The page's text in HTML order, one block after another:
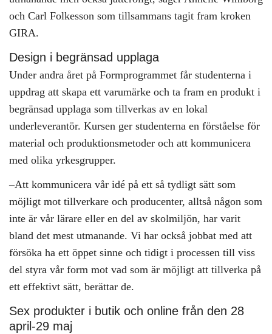
och Carl Folkesson som tillsammans tagit fram kroken
GIRA.
Design i begränsad upplaga
Under andra året på Formprogrammet får studenterna i
uppdrag att skapa ett varumärke och ta fram en produkt i
begränsad upplaga som tillverkas av en lokal
underleverantör. Kursen ger studenterna en förståelse för
material och produktionsmetoder och att kommunicera
med olika yrkesgrupper.
–Att kommunicera vår idé på ett så tydligt sätt som
möjligt mot tillverkare och producenter, alltså någon som
inte är vår lärare eller en del av skolmiljön, har varit
bland det mest utmanande. Vi har också jobbat med att
försöka ha ett öppet sinne och tidigt i processen till viss
del styra vår form mot vad som är möjligt att tillverka på
ett effektivt sätt, berättar de.
Sex produkter i butik och online från den 28
april-29 maj